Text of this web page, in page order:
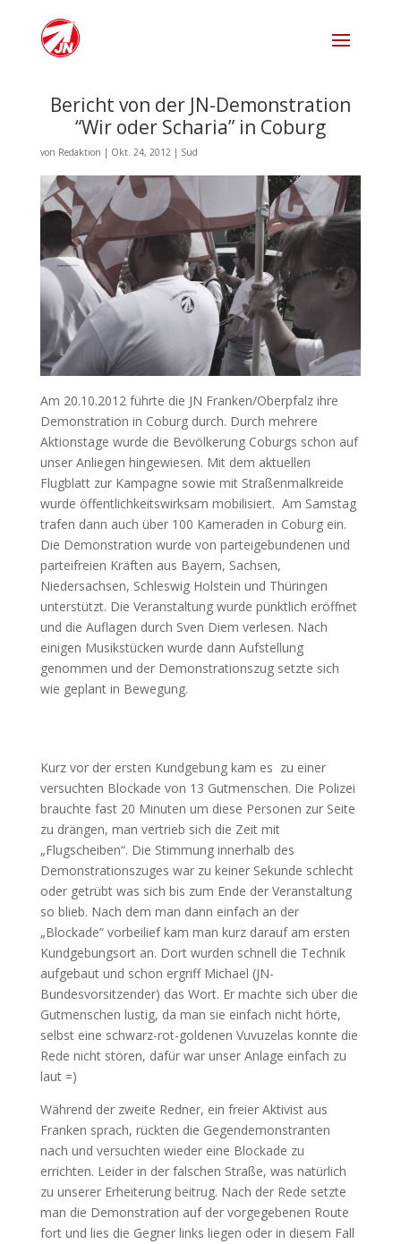
Bericht von der JN-Demonstration
“Wir oder Scharia” in Coburg
von Redaktion | Okt. 24, 2012| Süd
Am 20.10.2012 führte die JN Franken/Oberpfalz ihre
Demonstration in Coburg durch. Durch mehrere
Aktionstage wurde die Bevölkerung Coburgs schon auf
unser Anliegen hingewiesen. Mit dem aktuellen
Flugblatt zur Kampagne sowie mit Straßenmalkreide
wurde öffentlichkeitswirksam mobilisiert. Am Samstag
trafen dann auch über 100 Kameraden in Coburg ein.
Die Demonstration wurde von parteigebundenen und
parteifreien Kräften aus Bayern, Sachsen,
Niedersachsen, Schleswig Holstein und Thüringen
unterstützt. Die Veranstaltung wurde pünktlich eröffnet
und die Auflagen durch Sven Diem verlesen. Nach
einigen Musikstücken wurde dann Aufstellung
genommen und der Demonstrationszug setzte sich
wie geplant in Bewegung.
Kurz vor der ersten Kundgebung kam es zu einer
versuchten Blockade von 13 Gutmenschen. Die Polizei
brauchte fast 20 Minuten um diese Personen zur Seite
zu drängen, man vertrieb sich die Zeit mit
„Flugscheiben“. Die Stimmung innerhalb des
Demonstrationszuges war zu keiner Sekunde schlecht
oder getrübt was sich bis zum Ende der Veranstaltung
so blieb. Nach dem man dann einfach an der
„Blockade“ vorbeilief kam man kurz darauf am ersten
Kundgebungsort an. Dort wurden schnell die Technik
aufgebaut und schon ergriff Michael (JN-
Bundesvorsitzender) das Wort. Er machte sich über die
Gutmenschen lustig, da man sie einfach nicht hörte,
selbst eine schwarz-rot-goldenen Vuvuzelas konnte die
Rede nicht stören, dafür war unser Anlage einfach zu
laut =)
Während der zweite Redner, ein freier Aktivist aus
Franken sprach, rückten die Gegendemonstranten
nach und versuchten wieder eine Blockade zu
errichten. Leider in der falschen Straße, was natürlich
zu unserer Erheiterung beitrug. Nach der Rede setzte
man die Demonstration auf der vorgegebenen Route
fort und lies die Gegner links liegen oder in diesem Fall